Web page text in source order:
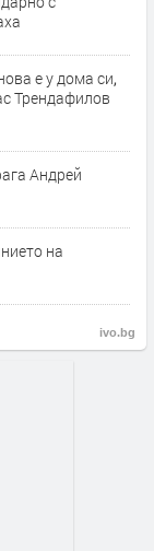
е у дома си,
Трендафилов
Андрей
на
ivo.bg